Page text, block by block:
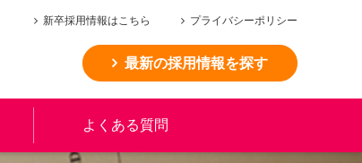
新卒採用情報はこちら プライバシーポリシー
最新の採用情報を探す
よくある質問